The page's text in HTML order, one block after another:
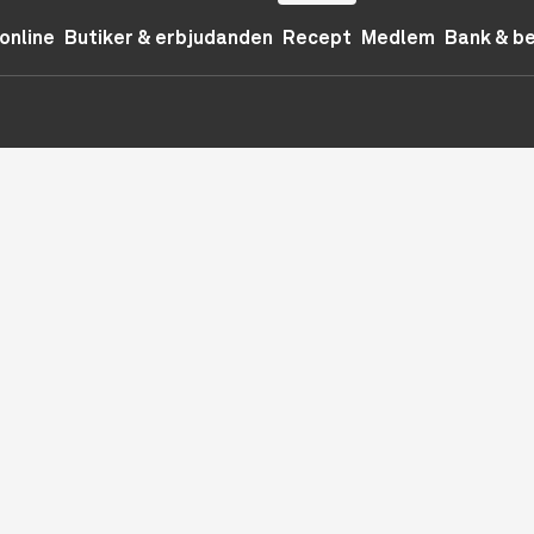
Butiker & erbjudanden Recept Medlem Bank &